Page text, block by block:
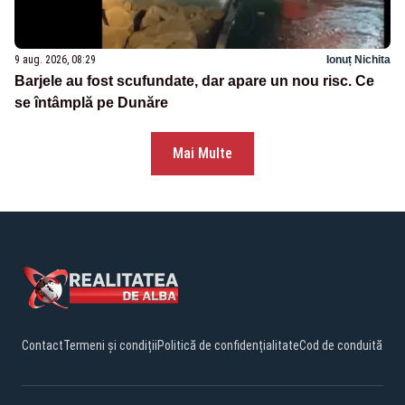
9 aug. 2026, 08:29 Ionuț Nichita
Barjele au fost scufundate, dar apare un nou risc. Ce
se întâmplă pe Dunăre
Mai Multe
ContactTermeni și condițiiPolitică de confidențialitateCod de conduită